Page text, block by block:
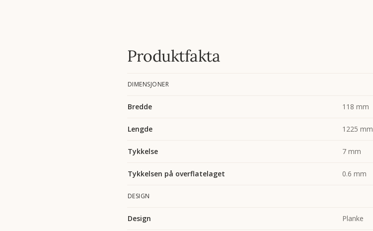
Produktfakta
DIMENSJONER
Bredde 118 mm
Lengde 1225 mm
Tykkelse 7 mm
Tykkelsen på overflatelaget 0.6 mm
DESIGN
Design Planke